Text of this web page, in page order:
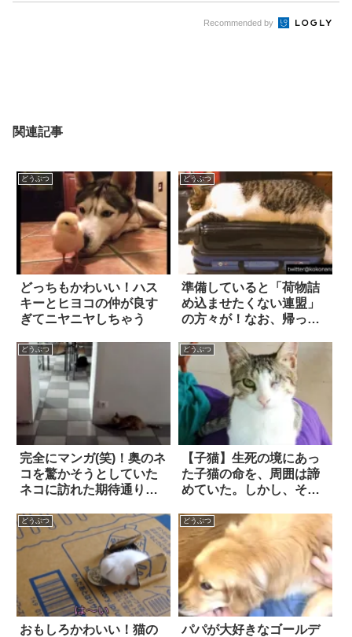
Recommended by
関連記事
どうぶつ
どっちもかわいい！ハス
キーとヒヨコの仲が良す
ぎてニヤニヤしちゃう
どうぶつ
準備していると「荷物詰
め込ませたくない連盟」
の方々が！なお、帰って
どうぶつ
完全にマンガ(笑)！奥のネ
コを驚かそうとしていた
ネコに訪れた期待通りの
どうぶつ
【子猫】生死の境にあっ
た子猫の命を、周囲は諦
めていた。しかし、それ
りの看病を続けた結
果…！
どうぶつ
おもしろかわいい！猫の
どうぶつ
パパが大好きなゴールデ